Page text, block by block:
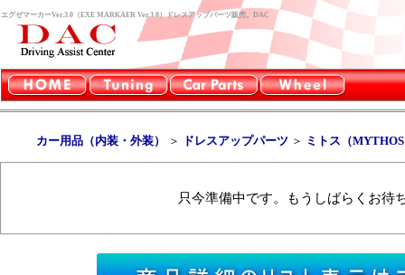
エグゼマーカーVer.3.0（EXE MARKAER Ver.3.0）ドレスアップパーツ販売。DAC
カー用品（内装・外装） ＞ ドレスアップパーツ ＞ ミトス（
只今準備中です。もうしばらくお待